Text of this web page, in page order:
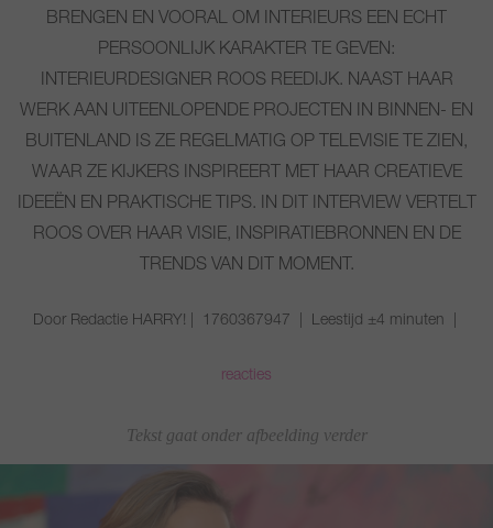
BRENGEN EN VOORAL OM INTERIEURS EEN ECHT
PERSOONLIJK KARAKTER TE GEVEN:
INTERIEURDESIGNER ROOS REEDIJK. NAAST HAAR
WERK AAN UITEENLOPENDE PROJECTEN IN BINNEN- EN
BUITENLAND IS ZE REGELMATIG OP TELEVISIE TE ZIEN,
WAAR ZE KIJKERS INSPIREERT MET HAAR CREATIEVE
IDEEËN EN PRAKTISCHE TIPS. IN DIT INTERVIEW VERTELT
ROOS OVER HAAR VISIE, INSPIRATIEBRONNEN EN DE
TRENDS VAN DIT MOMENT.
Door Redactie HARRY! | 1760367947 | Leestijd ±4 minuten |
reacties
Tekst gaat onder afbeelding verder